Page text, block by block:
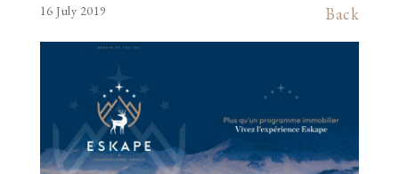
Back
16 July 2019